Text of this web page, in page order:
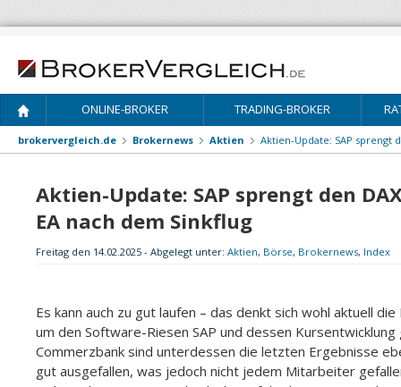
ONLINE-BROKER TRADING-BROKER
brokervergleich.de Brokernews Aktien Aktien-Update: SAP sprengt
Aktien-Update: SAP sprengt den
EA nach dem Sinkflug
Freitag den 14.02.2025 - Abgelegt unter: Aktien, Börse, Brokernews, Index
Es kann auch zu gut laufen – das denkt sich wohl aktuell
um den Software-Riesen SAP und dessen
Commerzbank sind unterdessen die letzten Ergebnisse
gut ausgefallen, was jedoch nicht jedem Mitarbeiter